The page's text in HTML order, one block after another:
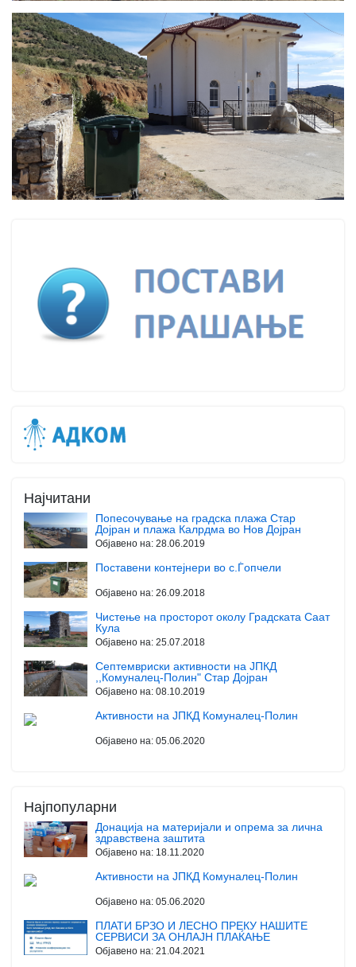
Најчитани
Попесочување на градска плажа Стар
Дојран и плажа Калрдма во Нов Дојран
Објавено на: 28.06.2019
Поставени контејнери во с.Ѓопчели
Објавено на: 26.09.2018
Чистење на просторот околу Градската Саат
Кула
Објавено на: 25.07.2018
Септемвриски активности на ЈПКД
,,Комуналец-Полин" Стар Дојран
Објавено на: 08.10.2019
Активности на ЈПКД Комуналец-Полин
Објавено на: 05.06.2020
Најпопуларни
Донација на материјали и опрема за лична
здравствена заштита
Објавено на: 18.11.2020
Активности на ЈПКД Комуналец-Полин
Објавено на: 05.06.2020
ПЛАТИ БРЗО И ЛЕСНО ПРЕКУ НАШИТЕ
СЕРВИСИ ЗА ОНЛАЈН ПЛАЌАЊЕ
Објавено на: 21.04.2021